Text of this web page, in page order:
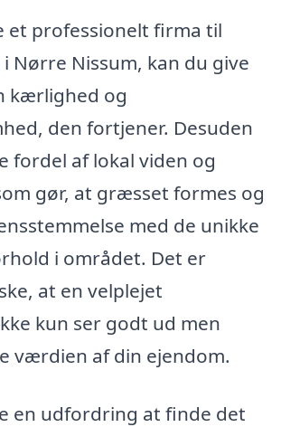
et professionelt firma til
Nørre Nissum, kan du give
kærlighed og
den fortjener. Desuden
fordel af lokal viden og
gør, at græsset formes og
med de unikke
i området. Det er
at en velplejet
kun ser godt ud men
værdien af din ejendom.
en udfordring at finde det